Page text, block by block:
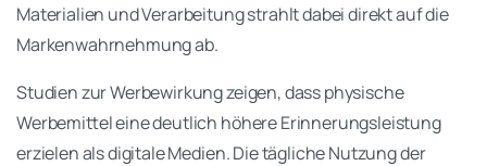
Materialien und Verarbeitung strahlt dabei direkt auf die
Markenwahrnehmung ab.
Studien zur Werbewirkung zeigen, dass physische
Werbemittel eine deutlich höhere Erinnerungsleistung
erzielen als digitale Medien. Die tägliche Nutzung der